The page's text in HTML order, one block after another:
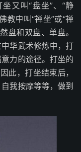
又叫“盘坐”、“静
教中叫“禅坐”或“禅
盘和双盘、单盘。
华武术修炼中，打
力的途径。打坐的
此，打坐结束后，
我按摩等等，做到